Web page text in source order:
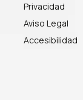
Privacidad
Aviso Legal
Accesibilidad